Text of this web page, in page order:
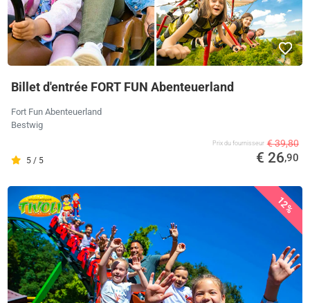
Billet d'entrée FORT FUN Abenteuerland
Fort Fun Abenteuerland
Bestwig
5 / 5
Prix ​​du fournisseur € 39,80
€ 26,90
12%